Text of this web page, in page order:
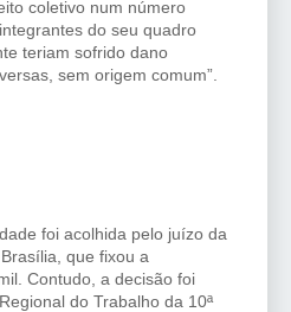
coletivo num número
do seu quadro
teriam sofrido dano
sem origem comum”.
foi acolhida pelo juízo da
que fixou a
Contudo, a decisão foi
do Trabalho da 10ª